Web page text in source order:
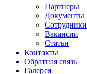
Партнеры
Документы
Сотрудники
Вакансии
Статьи
Контакты
Обратная связь
Галерея